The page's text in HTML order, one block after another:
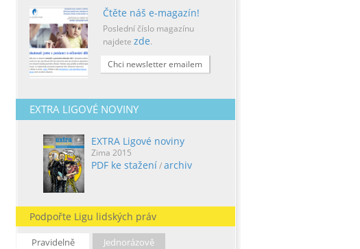
Čtěte náš e-magazín!
Poslední číslo magazínu
najdete zde.
Chci newsletter emailem
EXTRA LIGOVÉ NOVINY
EXTRA Ligové noviny
Zima 2015
PDF ke stažení/archiv
Podpořte Ligu lidských práv
Pravidelně Jednorázově